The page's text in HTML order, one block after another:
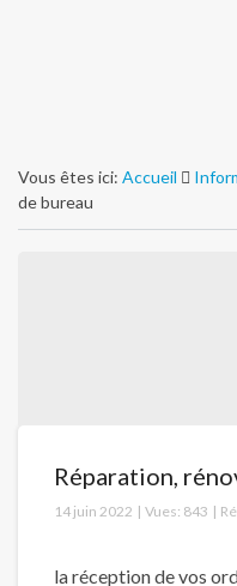
Vous êtes ici: Accueil
de bureau
Réparation,
14 juin 2022 | Vues: 843 |
la réception de vos